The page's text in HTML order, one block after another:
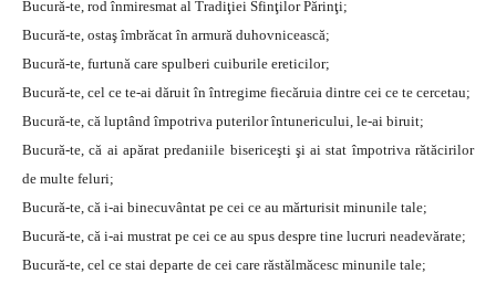
Bucură-te, rod înmiresmat al Tradiţiei Sfinţilor Părinţi;
Bucură-te, ostaş îmbrăcat în armură duhovnicească;
Bucură-te, furtună care spulberi cuiburile ereticilor;
Bucură-te, cel ce te-ai dăruit în întregime fiecăruia dintre cei ce te cercetau;
Bucură-te, că luptând împotriva puterilor întunericului, le-ai biruit;
Bucură-te, că ai apărat predaniile bisericeşti şi ai stat împotriva rătăcirilor
de multe feluri;
Bucură-te, că i-ai binecuvântat pe cei ce au mărturisit minunile tale;
Bucură-te, că i-ai mustrat pe cei ce au spus despre tine lucruri neadevărate;
Bucură-te, cel ce stai departe de cei care răstălmăcesc minunile tale;